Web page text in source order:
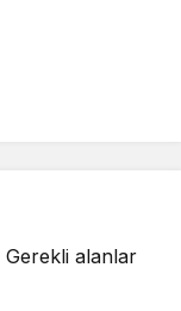
Gerekli alanlar